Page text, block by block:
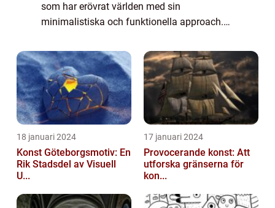
som har erövrat världen med sin
minimalistiska och funktionella approach.
andra hälft i Danmark, Norge, Sverige och
Finland som en r...
18 januari 2024
Konst Göteborgsmotiv: En
Rik Stadsdel av Visuell
U...
17 januari 2024
Provocerande konst: Att
utforska gränserna för
kon...